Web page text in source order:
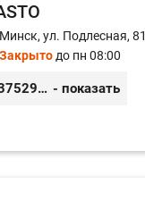
Минск, ул. Подлесная, 81
Закрытодо пн 08:00
+375296606560 - показать